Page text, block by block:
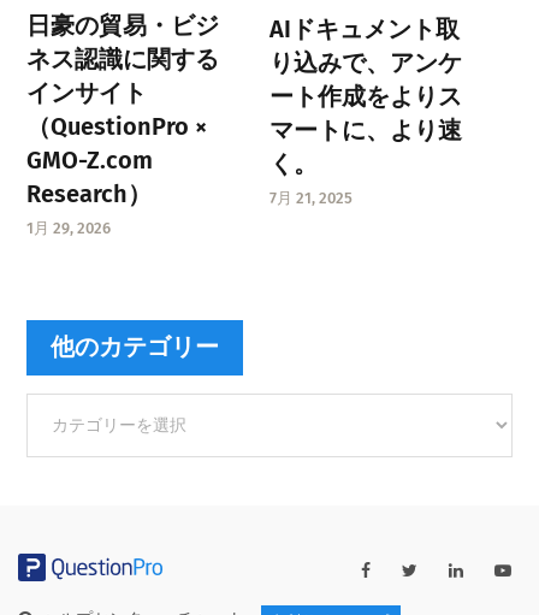
日豪の貿易・ビジ
ネス認識に関する
インサイト
（QuestionPro ×
GMO-Z.com
Research）
1月 29, 2026
AIドキュメント取
り込みで、アンケ
ート作成をよりス
マートに、より速
く。
7月 21, 2025
他のカテゴリー
カ
ー